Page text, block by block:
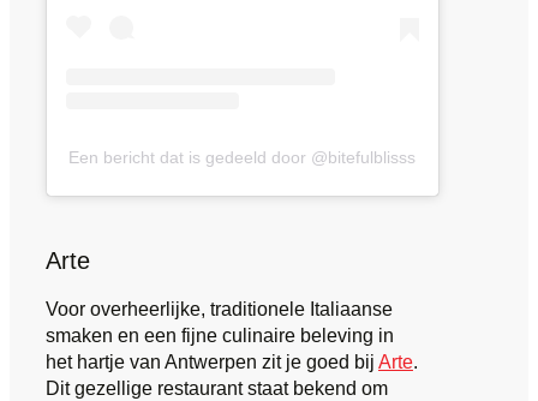
Een bericht dat is gedeeld door @bitefulblisss
Arte
Voor overheerlijke, traditionele Italiaanse
smaken en een fijne culinaire beleving in
het hartje van Antwerpen zit je goed bij Arte.
Dit gezellige restaurant staat bekend om